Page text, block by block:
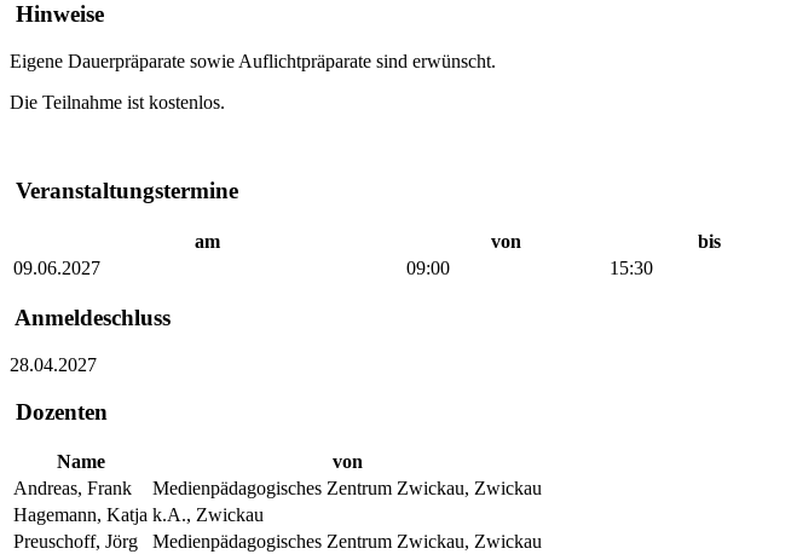
Hinweise
Eigene Dauerpräparate sowie Auflichtpräparate sind erwünscht.
Die Teilnahme ist kostenlos.
Veranstaltungstermine
am von
bis
09.06.2027
09:00 15:30
Anmeldeschluss
28.04.2027
Dozenten
Name
von
Andreas, Frank
Medienpädagogisches Zentrum Zwickau, Zwickau
Hagemann, Katja k.A., Zwickau
Preuschoff, Jörg
Medienpädagogisches Zentrum Zwickau, Zwickau